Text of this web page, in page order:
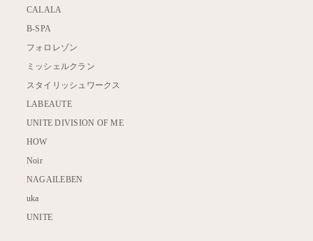
CALALA
B-SPA
フォロレゾン
ミッシェルクラン
スタイリッシュワークス
LABEAUTE
UNITE DIVISION OF ME
HOW
Noir
NAGAILEBEN
uka
UNITE